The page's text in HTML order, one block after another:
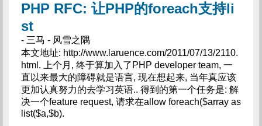
PHP RFC: 让PHP的foreach支持li
st
- 三马 - 风雪之隅
本文地址: http://www.laruence.com/2011/07/13/2110.
html. 上个月, 终于算加入了PHP developer team, 一
直以来最大的障碍就是语言, 现在想起来, 当年真应该
更加认真努力的去学习英语.. 得到的第一个任务是: 解
决一个feature request, 请求在allow foreach($array as
list($a,$b).